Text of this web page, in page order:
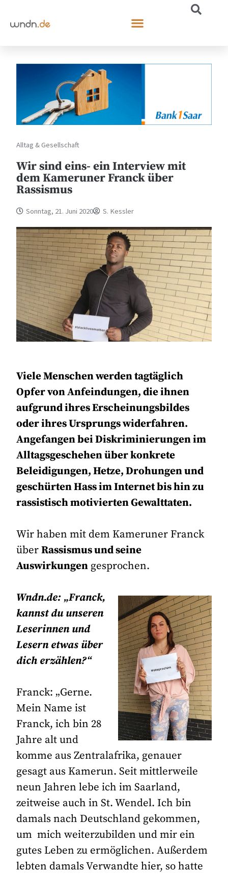
Alltag & Gesellschaft
Wir sind eins- ein Interview mit
dem Kameruner Franck über
Rassismus
Sonntag, 21. Juni 2020 S. Kessler
Viele Menschen werden tagtäglich
Opfer von Anfeindungen, die ihnen
aufgrund ihres Erscheinungsbildes
oder ihres Ursprungs widerfahren.
Angefangen bei Diskriminierungen im
Alltagsgeschehen über konkrete
Beleidigungen, Hetze, Drohungen und
geschürten Hass im Internet bis hin zu
rassistisch motivierten Gewalttaten.
Wir haben mit dem Kameruner Franck
überRassismus und seine
Auswirkungen gesprochen.
Wndn.de: „Franck,
kannst du unseren
Leserinnen und
Lesern etwas über
dich erzählen?“
Franck: „Gerne.
Mein Name ist
Franck, ich bin 28
Jahre alt und
komme aus Zentralafrika, genauer
gesagt aus Kamerun. Seit mittlerweile
neun Jahren lebe ich im Saarland,
zeitweise auch in St. Wendel. Ich bin
damals nach Deutschland gekommen,
um mich weiterzubilden und mir ein
gutes Leben zu ermöglichen. Außerdem
lebten damals Verwandte hier, so hatte